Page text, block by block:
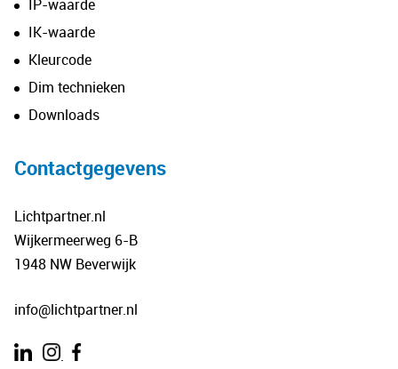
IP-waarde
IK-waarde
Kleurcode
Dim technieken
Downloads
Contactgegevens
Lichtpartner.nl
Wijkermeerweg 6-B
1948 NW Beverwijk
info@lichtpartner.nl
.